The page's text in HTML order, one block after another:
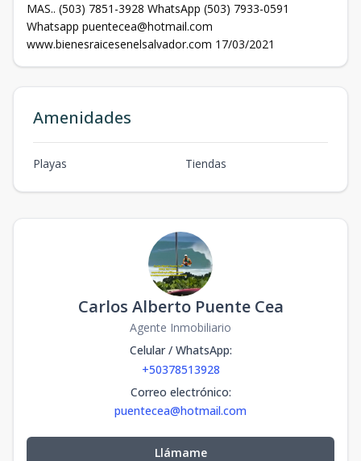
MAS.. (503) 7851-3928 WhatsApp (503) 7933-0591
Whatsapp puentecea@hotmail.com
www.bienesraicesenelsalvador.com 17/03/2021
Amenidades
Playas Tiendas
Carlos Alberto Puente Cea
Agente Inmobiliario
Celular / WhatsApp:
+50378513928
Correo electrónico:
puentecea@hotmail.com
Llámame